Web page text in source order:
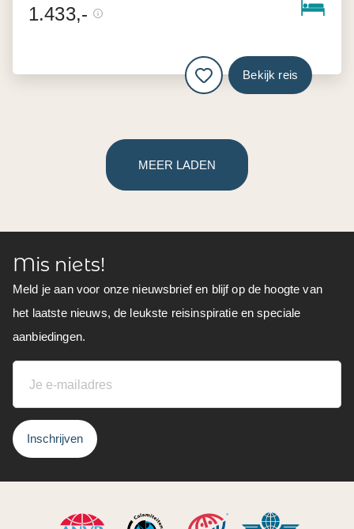
1.433,-
Bekijk reis
MEER LADEN
Mis niets!
Meld je aan voor onze nieuwsbrief en blijf op de hoogte van
het laatste nieuws, de leukste reisinspiratie en speciale
aanbiedingen.
Inschrijven